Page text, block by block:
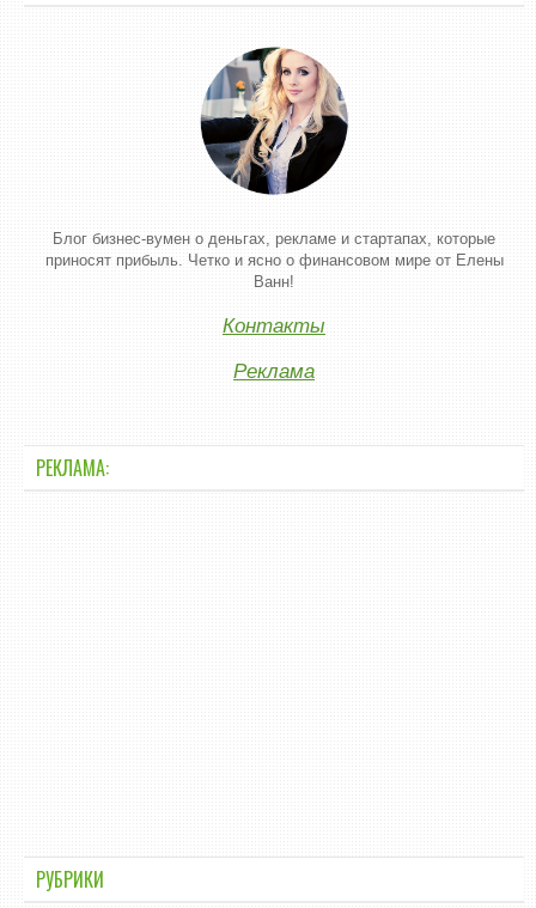
Блог бизнес-вумен о деньгах, рекламе и стартапах, которые
приносят прибыль. Четко и ясно о финансовом мире от Елены
Ванн!
Контакты
Реклама
РЕКЛАМА:
РУБРИКИ